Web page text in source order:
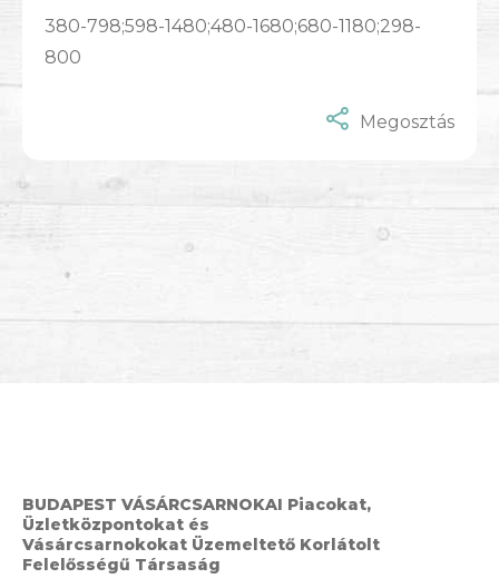
380-798;598-1480;480-1680;680-1180;298-
800
Megosztás
BUDAPEST VÁSÁRCSARNOKAI Piacokat,
Üzletközpontokat és
Vásárcsarnokokat Üzemeltető Korlátolt
Felelősségű Társaság